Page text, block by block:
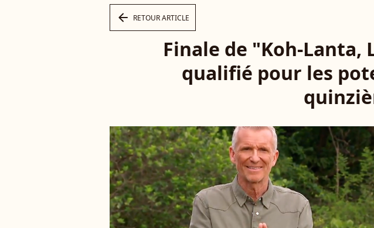
arrow_left RETOUR ARTICLE
Finale de "Koh-Lanta,
qualifié pour les